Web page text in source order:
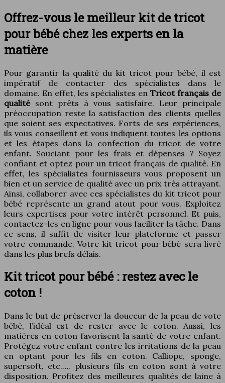
Offrez-vous le meilleur kit de tricot
pour bébé chez les experts en la
matière
Pour garantir la qualité du kit tricot pour bébé, il est
impératif de contacter des spécialistes dans le
domaine. En effet, les spécialistes en Tricot français de
qualitésont prêts à vous satisfaire. Leur principale
préoccupation reste la satisfaction des clients quelles
que soient ses expectatives. Forts de ses expériences,
ils vous conseillent et vous indiquent toutes les options
et les étapes dans la confection du tricot de votre
enfant. Souciant pour les frais et dépenses ? Soyez
confiant et optez pour un tricot français de qualité. En
effet, les spécialistes fournisseurs vous proposent un
bien et un service de qualité avec un prix très attrayant.
Ainsi, collaborer avec ces spécialistes du kit tricot pour
bébé représente un grand atout pour vous. Exploitez
leurs expertises pour votre intérêt personnel. Et puis,
contactez-les en ligne pour vous faciliter la tâche. Dans
ce sens, il suffit de visiter leur plateforme et passer
votre commande. Votre kit tricot pour bébé sera livré
dans les plus brefs délais.
Kit tricot pour bébé : restez avec le
coton !
Dans le but de préserver la douceur de la peau de vote
bébé, l’idéal est de rester avec le coton. Aussi, les
matières en coton favorisent la santé de votre enfant.
Protégez votre enfant contre les irritations de la peau
en optant pour les fils en coton. Calliope, sponge,
supersoft, etc.…. plusieurs fils en coton sont à votre
disposition. Profitez des meilleures qualités de laine à